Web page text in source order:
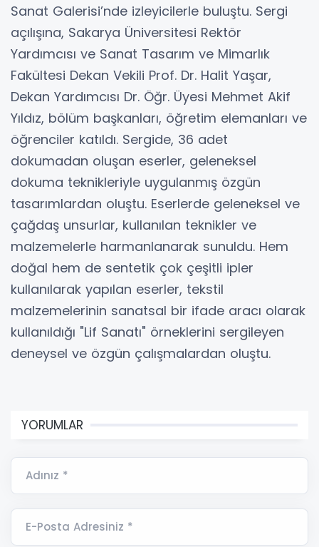
Sanat Galerisi’nde izleyicilerle buluştu. Sergi
açılışına, Sakarya Üniversitesi Rektör
Yardımcısı ve Sanat Tasarım ve Mimarlık
Fakültesi Dekan Vekili Prof. Dr. Halit Yaşar,
Dekan Yardımcısı Dr. Öğr. Üyesi Mehmet Akif
Yıldız, bölüm başkanları, öğretim elemanları ve
öğrenciler katıldı. Sergide, 36 adet
dokumadan oluşan eserler, geleneksel
dokuma teknikleriyle uygulanmış özgün
tasarımlardan oluştu. Eserlerde geleneksel ve
çağdaş unsurlar, kullanılan teknikler ve
malzemelerle harmanlanarak sunuldu. Hem
doğal hem de sentetik çok çeşitli ipler
kullanılarak yapılan eserler, tekstil
malzemelerinin sanatsal bir ifade aracı olarak
kullanıldığı "Lif Sanatı" örneklerini sergileyen
deneysel ve özgün çalışmalardan oluştu.
YORUMLAR
Adınız *
E-Posta Adresiniz *